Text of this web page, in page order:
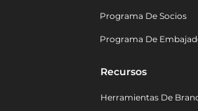
Programa De Socios
Programa De
Recursos
Herramientas De